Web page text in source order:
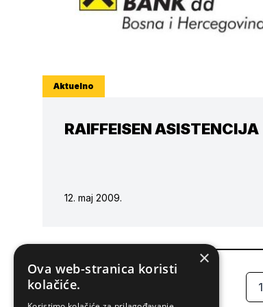
Aktuelno
RAIFFEISEN ASISTENCIJA
12. maj 2009.
1
×
Ova web-stranica koristi
kolačiće.